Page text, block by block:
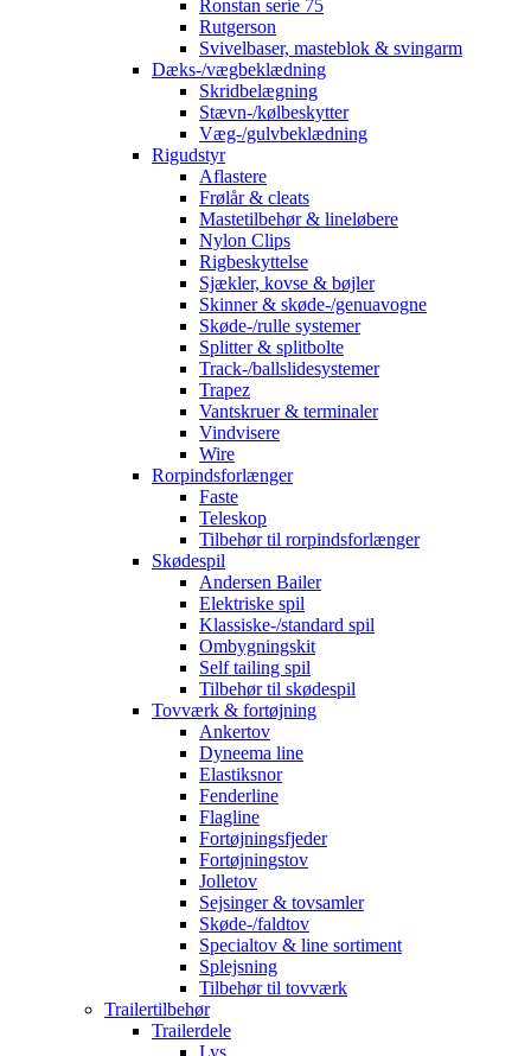
Ronstan serie 75
Rutgerson
Svivelbaser, masteblok & svingarm
Dæks-/vægbeklædning
Skridbelægning
Stævn-/kølbeskytter
Væg-/gulvbeklædning
Rigudstyr
Aflastere
Frølår & cleats
Mastetilbehør & lineløbere
Nylon Clips
Rigbeskyttelse
Sjækler, kovse & bøjler
Skinner & skøde-/genuavogne
Skøde-/rulle systemer
Splitter & splitbolte
Track-/ballslidesystemer
Trapez
Vantskruer & terminaler
Vindvisere
Wire
Rorpindsforlænger
Faste
Teleskop
Tilbehør til rorpindsforlænger
Skødespil
Andersen Bailer
Elektriske spil
Klassiske-/standard spil
Ombygningskit
Self tailing spil
Tilbehør til skødespil
Tovværk & fortøjning
Ankertov
Dyneema line
Elastiksnor
Fenderline
Flagline
Fortøjningsfjeder
Fortøjningstov
Jolletov
Sejsinger & tovsamler
Skøde-/faldtov
Specialtov & line sortiment
Splejsning
Tilbehør til tovværk
Trailertilbehør
Trailerdele